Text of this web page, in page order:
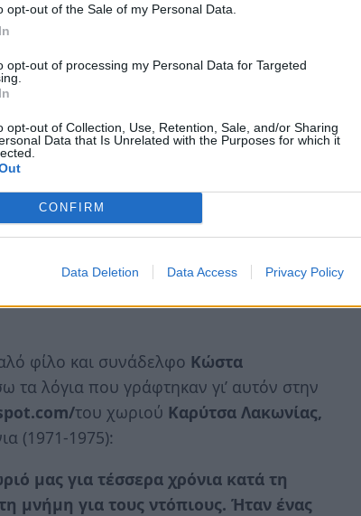
opt-out of the Sale of my Personal Data.
opt-out of processing my Personal Data for Targeted
opt-out of Collection, Use, Retention, Sale, and/or Sharing
Data that Is Unrelated with the Purposes for which it
CONFIRM
Data Deletion Data Access Privacy Policy
παρελθόντος είναι και ο φίλος μου
φίλο και συνάδελφο Κώστα
λόγια που γράφτηκαν γι’ αυτόν στην
του χωριού Καρύτσα Λακωνίας,
(1971-1975):
μας για τέσσερα χρόνια κατά τη
μνήμη για τους ντόπιους. Ήταν ένας